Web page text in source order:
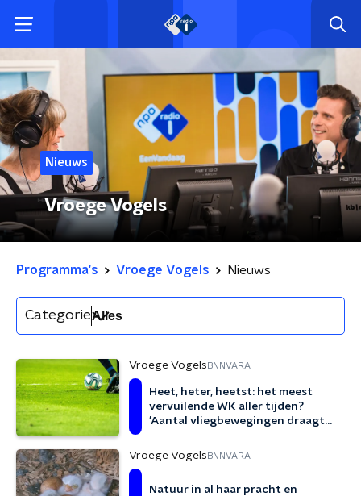
Nieuws
Vroege Vogels
Programma's Vroege Vogels Nieuws
Categorie
Vroege Vogels BNNVARA
Heet, heter, heetst: het meest
vervuilende WK aller tijden?
'Aantal vliegbewegingen draagt
Vroege Vogels BNNVARA
Natuur in al haar pracht en